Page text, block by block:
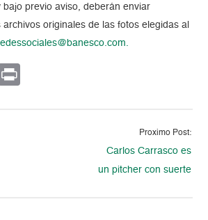
bajo previo aviso, deberán enviar
originales de las fotos elegidas al
LinkedIn
Proximo Post:
Carlos Carrasco es
un pitcher con suerte